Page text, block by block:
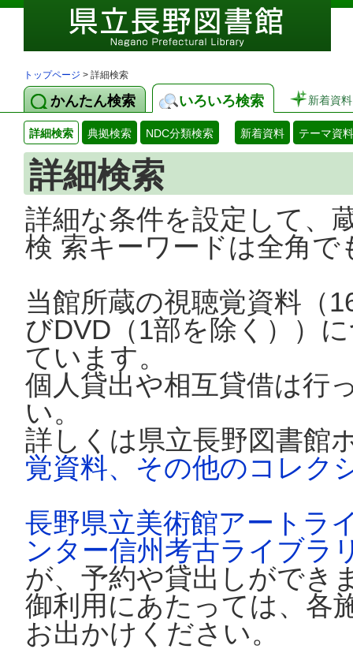
トップページ > 詳細検索
かんたん検索 いろいろ検索 新着資料
詳細検索 典拠検索 NDC分類検索 新着資料 テーマ資料
詳細検索
詳細な条件を設定して、
検 索キーワードは全角
当館所蔵の視聴覚資料（
びDVD（1部を除く））
ています。
個人貸出や相互貸借は行
い。
詳しくは県立長野図書館
覚資料、その他のコレク
長野県立美術館アートラ
ンター信州考古ライブラ
が、予約や貸出しができ
御利用にあたっては、各
お出かけください。